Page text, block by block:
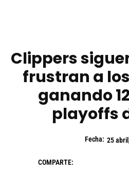
Clippers
frustran a
ganando
playoffs
Fecha: 25
COMPARTE: